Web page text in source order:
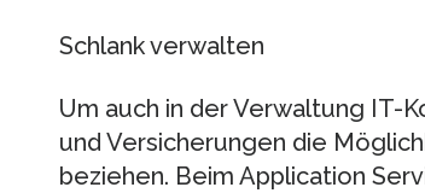
Schlank verwalten
Um auch in der Verwaltung IT-
und Versicherungen die
beziehen. Beim Application